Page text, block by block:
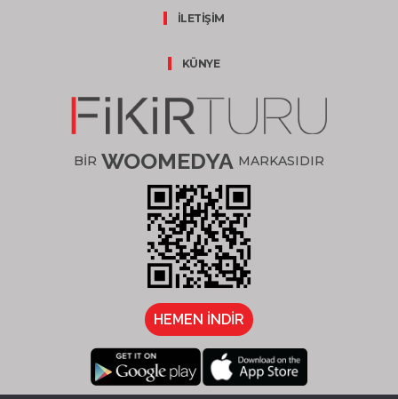
İLETİŞİM
KÜNYE
BİR WOOMEDYA MARKASIDIR
HEMEN İNDİR